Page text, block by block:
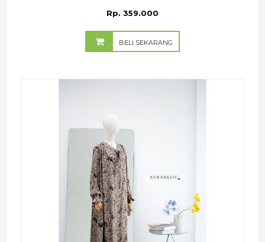
Rp. 359.000
BELI SEKARANG